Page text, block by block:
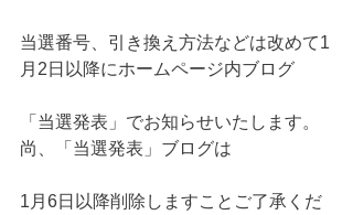
当選番号、引き換え方法などは改めて1
月2日以降にホームページ内ブログ
「当選発表」でお知らせいたします。
尚、「当選発表」ブログは
1月6日以降削除しますことご了承くだ